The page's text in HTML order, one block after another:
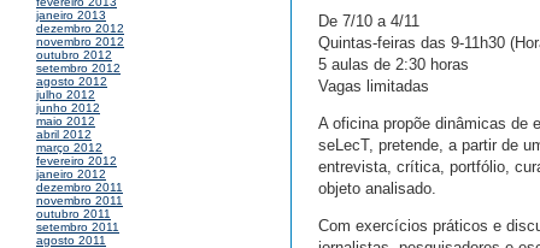
janeiro 2013
dezembro 2012
novembro 2012
outubro 2012
setembro 2012
agosto 2012
julho 2012
junho 2012
maio 2012
abril 2012
março 2012
fevereiro 2012
janeiro 2012
dezembro 2011
novembro 2011
outubro 2011
setembro 2011
agosto 2011
​De 7/10 a 4/11
Quintas-feiras das 9-11h30
5 aulas de 2:30 horas
Vagas limitadas
​A oficina propõe dinâmicas de
seLecT, pretende, a partir de
entrevista, crítica, portfólio,
objeto analisado.
Com exercícios práticos e